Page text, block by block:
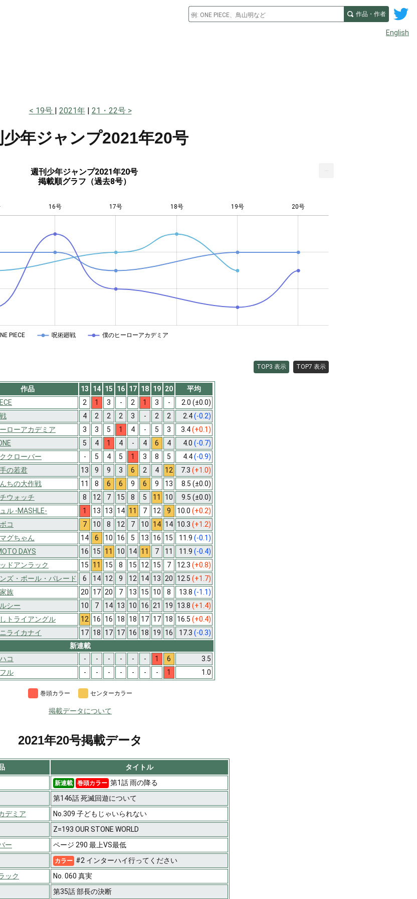
作品・作者
English
19号 2021年 21・22号
少年ジャンプ2021年20号
週刊少年ジャンプ2021年20号
掲載順グラフ（過去8号）
16号 17号 18号 19号 20号
PIECE 呪術廻戦 僕のヒーローアカデミア
TOP3 表示 TOP7 表示
作品 13 14 15 16 17 18 19 20
平均
2 1 3 - 2 1 3 - 2.0 (±0.0)
4 2 2 2 3 - 2 2 2.4(-0.2)
ローアカデミア 3 3 5 1 4 - 5 3 3.4(+0.1)
5 4 1 4 - 4 6 4 4.0 (-0.7)
クローバー - 5 4 5 1 3 8 5 4.4(-0.9)
の若君 13 9 9 3 6 2 4 12 7.3 (+1.0)
ちの大作戦 11 8 6 6 9 6 9 13 8.5 (±0.0)
ウォッチ 8 12 7 15 8 5 11 10 9.5 (±0.0)
ル -MASHLE- 1 13 13 14 11 7 12 9 10.0 (+0.2)
コ 7 10 8 12 7 10 14 14 10.3 (+1.2)
グちゃん 14 6 10 16 5 13 16 15 11.9 (-0.1)
DAYS 16 15 11 10 14 11 7 11 11.9 (-0.4)
ドアンラック 15 11 15 8 15 12 15 7 12.3 (+0.8)
ズ・ボール・パレード 6 14 12 9 12 14 13 20 12.5 (+1.7)
族 20 17 20 7 13 15 10 8 13.8 (-1.1)
シー 10 7 14 13 10 16 21 19 13.8 (+1.4)
トライアングル 12 16 16 18 18 17 17 18 16.5 (+0.4)
ライカナイ 17 18 17 17 16 18 19 16 17.3 (-0.3)
新連載
コ - - - - - - 1 6
3.5
ル - - - - - - - 1 1.0
巻頭カラー センターカラー
掲載データについて
2021年20号掲載データ
タイトル
新連載 巻頭カラー 第1話 雨の降る
第146話 死滅回遊について
デミア
No.309 子どもじゃいられない
Z=193 OUR STONE WORLD
ー
ページ 290 最上VS最低
カラー #2 インターハイ行ってください
ック
No. 060 真実
第35話 部長の決断